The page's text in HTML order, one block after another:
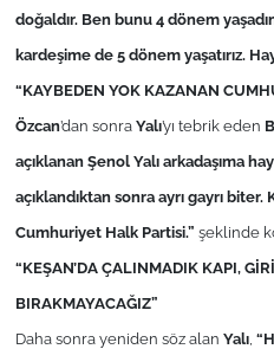
doğaldır. Ben bunu 4 dönem
kardeşime de 5 dönem yaşatırız.
“KAYBEDEN YOK KAZANAN
Özcan’dan sonraYalı’yı tebrik eden
açıklanan Şenol Yalı arkadaşıma
açıklandıktan sonra ayrı gayrı
Cumhuriyet Halk Partisi.” şeklinde
“KEŞAN’DA ÇALINMADIK KAPI,
BIRAKMAYACAĞIZ”
Daha sonra yeniden söz alan Yalı,